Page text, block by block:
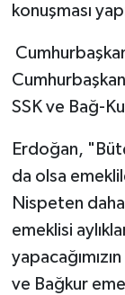
konuşması
SSK ve Bağ-
Erdoğan,
da olsa
Nispeten
emeklisi
ve Bağkur